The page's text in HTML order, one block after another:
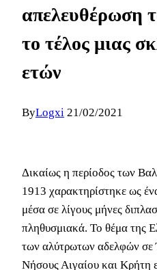
απελευθέρωση
το τέλος μιας
ετών
ByLogxi 21/02/2021
Δικαίως η περίοδος των
1913 χαρακτηρίστηκε ως
μέσα σε λίγους μήνες
πληθυσμιακά. Το θέμα της
των αλύτρωτων αδελφών
Νήσους Αιγαίου και Κρήτη